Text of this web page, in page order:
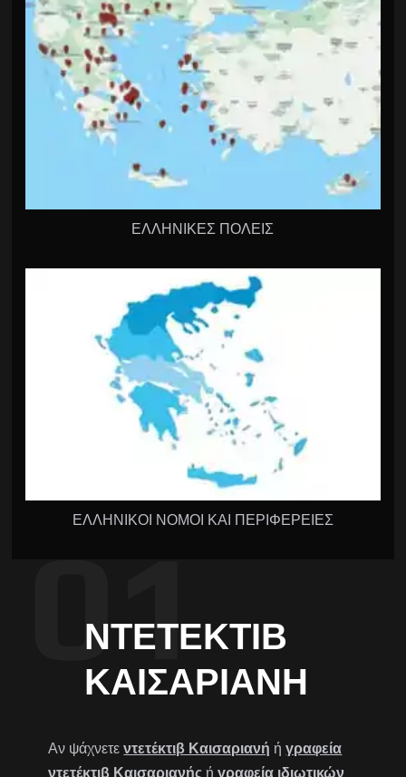
ΕΛΛΗΝΙΚΕΣ ΠΟΛΕΙΣ
ΕΛΛΗΝΙΚΟΙ ΝΟΜΟΙ ΚΑΙ ΠΕΡΙΦΕΡΕΙΕΣ
ΝΤΕΤΈΚΤΙΒ
ΚΑΙΣΑΡΙΑΝΉ
Αν ψάχνετεντετέκτιβ Καισαριανή ήγραφεία
ντετέκτιβ Καισαριανής ήγραφεία ιδιωτικών